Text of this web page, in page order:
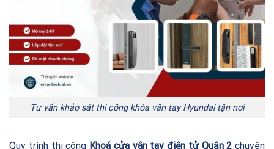
Tư vấn khảo sát thi công khóa vân tay Hyundai tận nơi
Quy trình thi công Khoá cửa vân tay điện tử Quận 2 chuyên